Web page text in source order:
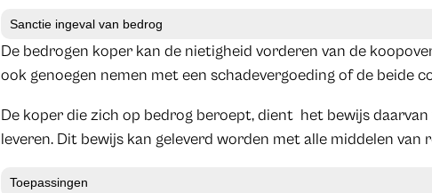
Sanctie ingeval van bedrog
De bedrogen koper kan de nietigheid vorderen van de
ook genoegen nemen met een schadevergoeding of de beide
De koper die zich op bedrog beroept, dient het bewijs
leveren. Dit bewijs kan geleverd worden met alle middelen van
Toepassingen